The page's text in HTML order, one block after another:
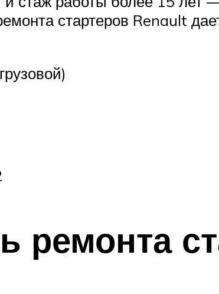
стартеров Renault
ремонта